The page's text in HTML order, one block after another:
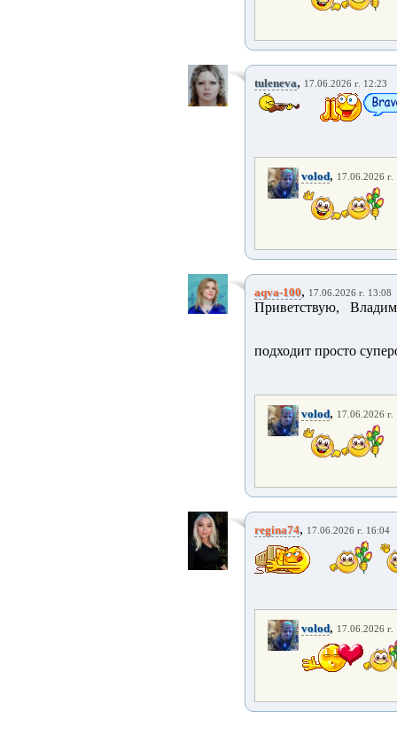
tuleneva, 17.06.2026 г. 12:23
volod, 17.06.2026 г.
aqva-100, 17.06.2026 г. 13:08
Приветствую,
подходит просто
volod, 17.06.2026 г.
regina74, 17.06.2026 г. 16:04
volod, 17.06.2026 г.